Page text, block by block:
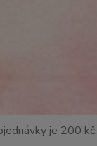
je 200 kč.